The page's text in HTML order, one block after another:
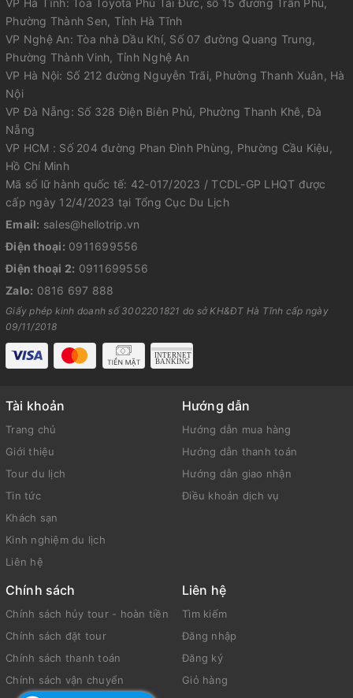
VP Hà Tĩnh: Tòa Toyota Phú Tài Đức, số 15 đường Trần Phú,
Phường Thành Sen, Tỉnh Hà Tĩnh
VP Nghệ An: Tòa nhà Dầu Khí, Số 07 đường Quang Trung,
Phường Thành Vinh, Tỉnh Nghệ An
VP Hà Nội: Số 212 đường Nguyễn Trãi, Phường Thanh Xuân, Hà
Nội
VP Đà Nẵng: Số 328 Điện Biên Phủ, Phường Thanh Khê, Đà
Nẵng
VP HCM : Số 204 đường Phan Đình Phùng, Phường Cầu Kiệu,
Hồ Chí Minh
Mã số lữ hành quốc tế: 42-017/2023 / TCDL-GP LHQT được
cấp ngày 12/4/2023 tại Tổng Cục Du Lịch
Email: sales@hellotrip.vn
Điện thoại: 0911699556
Điện thoại 2: 0911699556
Zalo: 0816 697 888
Giấy phép kinh doanh số 3002201821 do sở KH&ĐT Hà Tĩnh cấp ngày
09/11/2018
Tài khoản
Trang chủ
Giới thiệu
Tour du lịch
Tin tức
Khách sạn
Kinh nghiệm du lịch
Liên hệ
Hướng dẫn
Hướng dẫn mua hàng
Hướng dẫn thanh toán
Hướng dẫn giao nhận
Điều khoản dịch vụ
Chính sách
Chính sách hủy tour - hoàn tiền
Chính sách đặt tour
Chính sách thanh toán
Chính sách vận chuyển
Liên hệ
Tìm kiếm
Đăng nhập
Đăng ký
Giỏ hàng